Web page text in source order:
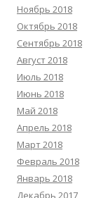
Ноябрь 2018
Октябрь 2018
Сентябрь 2018
Август 2018
Июль 2018
Июнь 2018
Май 2018
Апрель 2018
Март 2018
Февраль 2018
Январь 2018
Декабрь 2017